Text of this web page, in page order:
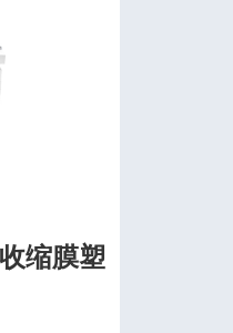
缩膜塑